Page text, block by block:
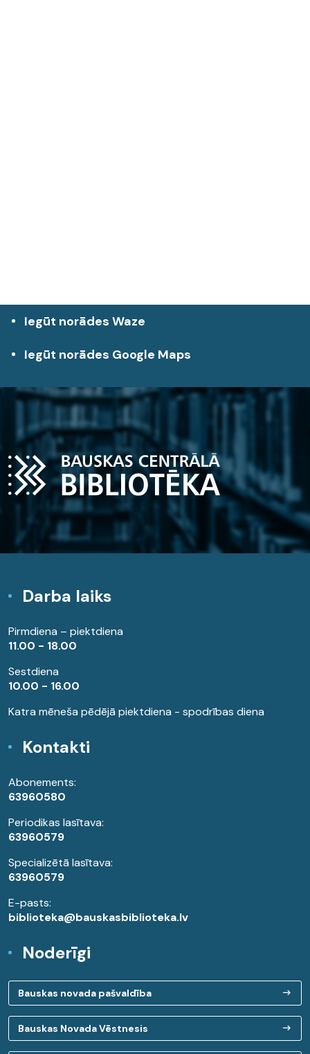
Iegūt norādes Waze
Iegūt norādes Google Maps
Darba laiks
Pirmdiena – piektdiena
11.00 - 18.00
Sestdiena
10.00 - 16.00
Katra mēneša pēdējā piektdiena - spodrības diena
Kontakti
Abonements:
63960580
Periodikas lasītava:
63960579
Specializētā lasītava:
63960579
E-pasts:
biblioteka@bauskasbiblioteka.lv
Noderīgi
Bauskas novada pašvaldība
Bauskas Novada Vēstnesis